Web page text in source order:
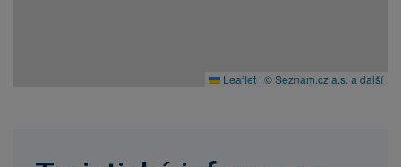
Leaflet | © Seznam.cz a.s. a další